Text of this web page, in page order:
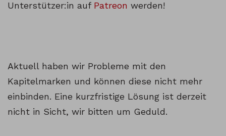
Unterstützer:in auf Patreon werden!
Aktuell haben wir Probleme mit den
Kapitelmarken und können diese nicht mehr
einbinden. Eine kurzfristige Lösung ist derzeit
nicht in Sicht, wir bitten um Geduld.